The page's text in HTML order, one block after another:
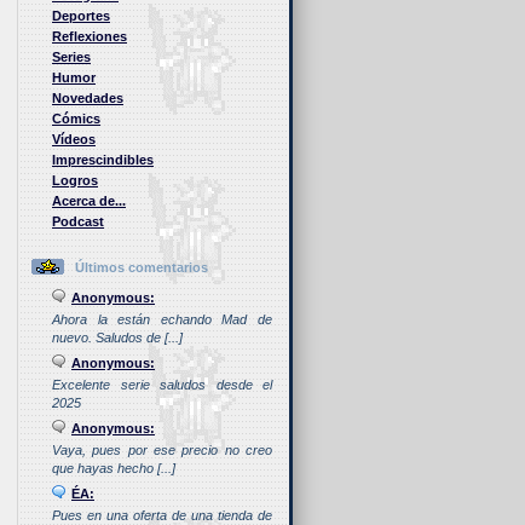
Deportes
Reflexiones
Series
Humor
Novedades
Cómics
Vídeos
Imprescindibles
Logros
Acerca de...
Podcast
Últimos comentarios
Anonymous:
Ahora la están echando Mad de
nuevo. Saludos de [...]
Anonymous:
Excelente serie saludos desde el
2025
Anonymous:
Vaya, pues por ese precio no creo
que hayas hecho [...]
ÉA:
Pues en una oferta de una tienda de